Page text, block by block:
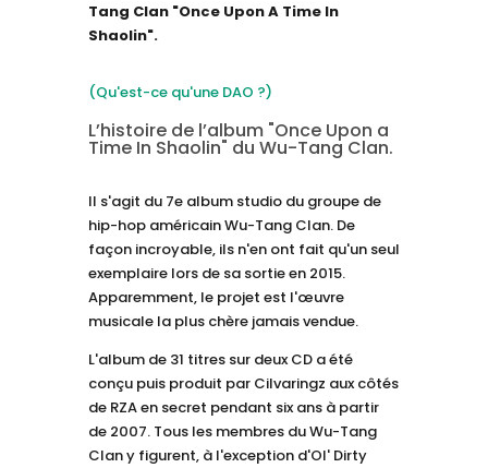
Tang Clan "Once Upon A Time In
Shaolin".
(Qu'est-ce qu'une DAO ?)
L’histoire de l’album "Once Upon a
Time In Shaolin" du Wu-Tang Clan.
Il s'agit du 7e album studio du groupe de
hip-hop américain Wu-Tang Clan. De
façon incroyable, ils n'en ont fait qu'un seul
exemplaire lors de sa sortie en 2015.
Apparemment, le projet est l'œuvre
musicale la plus chère jamais vendue.
L'album de 31 titres sur deux CD a été
conçu puis produit par Cilvaringz aux côtés
de RZA en secret pendant six ans à partir
de 2007. Tous les membres du Wu-Tang
Clan y figurent, à l'exception d'Ol' Dirty